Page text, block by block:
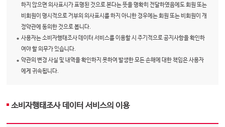
하지 않으면 의사표시가 표명된 것으로 본다는 뜻을 명확히 전달하였음에도 회원 또는
비회원이 명시적으로 거부의 의사표시를 하지 아니한 경우에는 회원 또는 비회원이 개
정약관에 동의한 것으로 봅니다.
사용자는 소비자행태조사 데이터 서비스를 이용할 시 주기적으로 공지사항을 확인하
여야 할 의무가 있습니다.
약관의 변경 사실 및 내역을 확인하지 못하여 발생한 모든 손해에 대한 책임은 사용자
에게 귀속됩니다.
소비자행태조사 데이터 서비스의 이용